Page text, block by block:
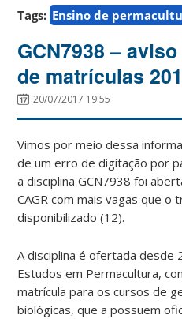
Tags: Ensino de
GCN7938 –
de matrículas
20/07/2017 19:55
Vimos por meio dessa
de um erro de digitação por
a disciplina GCN7938 foi
CAGR com mais vagas que o
disponibilizado (12).
A disciplina é ofertada desde
Estudos em Permacultura,
matrícula para os cursos de
biológicas, que a possuem